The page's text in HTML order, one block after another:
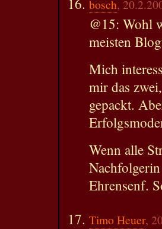
bosch,
@15: Wohl
meisten
Mich
mir das
gepackt.
Wenn alle
Ehrensenf.
Timo Heuer,